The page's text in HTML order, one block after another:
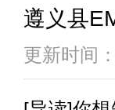
遵义县
更新时间